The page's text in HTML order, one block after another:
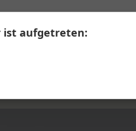
ist aufgetreten: